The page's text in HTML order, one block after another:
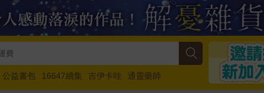
公益書包 16647續集 吉伊卡哇
通靈藥師
馬斯克 玩具總動員5 超慢跑